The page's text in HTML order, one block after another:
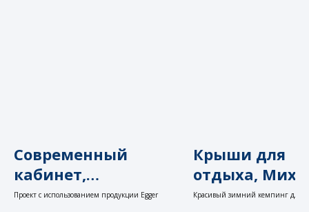
Современный
кабинет,
дизайнер
Проект с использованием продукции Egger
Крыши для
отдыха,
Борисевич и
Красивый зимний кемпинг для
Итальянское маркетинговое
агентство для стартапов со вкусом:
Fabio De Luсa